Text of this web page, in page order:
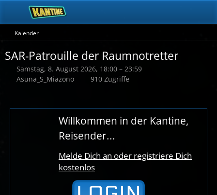
Kalender
SAR-Patrouille der Raumnotretter
Samstag, 8. August 2026, 18:00 – 23:59
Asuna_S_Miazono
910 Zugriffe
Willkommen in der Kantine,
Reisender...
Melde Dich an oder registriere Dich
kostenlos